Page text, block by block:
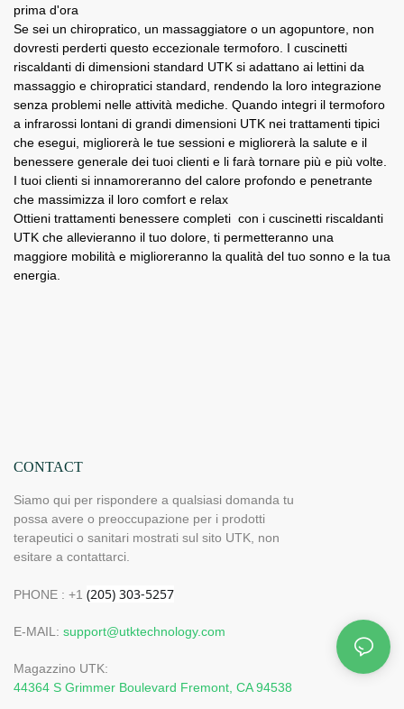
prima d'ora
Se sei un chiropratico, un massaggiatore o un agopuntore, non
dovresti perderti questo eccezionale termoforo. I cuscinetti
riscaldanti di dimensioni standard UTK si adattano ai lettini da
massaggio e chiropratici standard, rendendo la loro integrazione
senza problemi nelle attività mediche. Quando integri il termoforo
a infrarossi lontani di grandi dimensioni UTK nei trattamenti tipici
che esegui, migliorerà le tue sessioni e migliorerà la salute e il
benessere generale dei tuoi clienti e li farà tornare più e più volte.
I tuoi clienti si innamoreranno del calore profondo e penetrante
che massimizza il loro comfort e relax
Ottieni trattamenti benessere completi con i cuscinetti riscaldanti
UTK che allevieranno il tuo dolore, ti permetteranno una
maggiore mobilità e miglioreranno la qualità del tuo sonno e la tua
energia.
CONTACT
Siamo qui per rispondere a qualsiasi domanda tu
possa avere o preoccupazione per i prodotti
terapeutici o sanitari mostrati sul sito UTK, non
esitare a contattarci.
PHONE : +1
E-MAIL: support@utktechnology.com
Magazzino UTK:
44364 S Grimmer Boulevard Fremont, CA 94538